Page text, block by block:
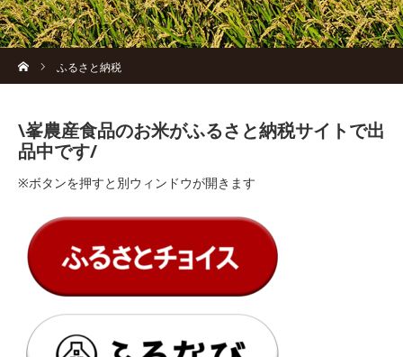
ふるさと納税
\峯農産食品のお米がふるさと納税サイトで出
品中です/
※ボタンを押すと別ウィンドウが開きます